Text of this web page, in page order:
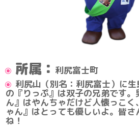
所属： 利尻富士町
利尻山（別名：利尻富士）に
の『りっぷ』は双子の兄弟です。
ん』はやんちゃだけど人懐っこ
ゃん』はとっても優しいよ。皆
ね！